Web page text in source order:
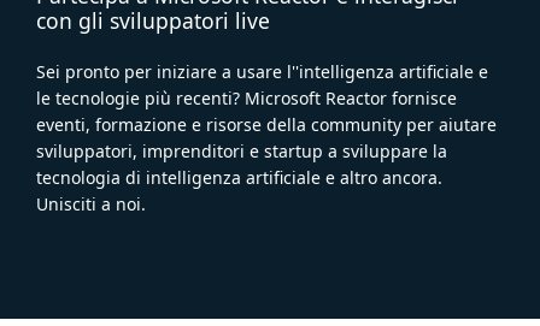
con gli sviluppatori live
Sei pronto per iniziare a usare l''intelligenza artificiale e
le tecnologie più recenti? Microsoft Reactor fornisce
eventi, formazione e risorse della community per aiutare
sviluppatori, imprenditori e startup a sviluppare la
tecnologia di intelligenza artificiale e altro ancora.
Unisciti a noi.